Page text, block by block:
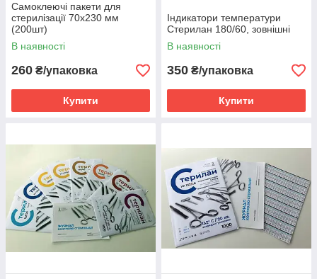
Самоклеючі пакети для
стерилізації 70х230 мм
(200шт)
В наявності
260 ₴/упаковка
Купити
Індикатори температури
Стерилан 180/60, зовнішні
В наявності
350 ₴/упаковка
Купити